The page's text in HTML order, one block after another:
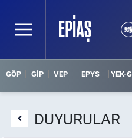
GÖP GİP VEP EPYS YEK-G
DUYURULAR